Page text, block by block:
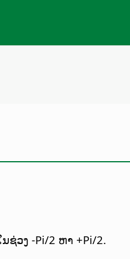
ຊ່ວງ -Pi/2 ຫາ +Pi/2.